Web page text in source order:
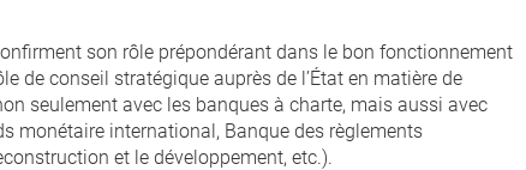
son rôle prépondérant dans le bon fonctionnement
de conseil stratégique auprès de l’État en matière de
seulement avec les banques à charte, mais aussi avec
monétaire international, Banque des règlements
et le développement, etc.).